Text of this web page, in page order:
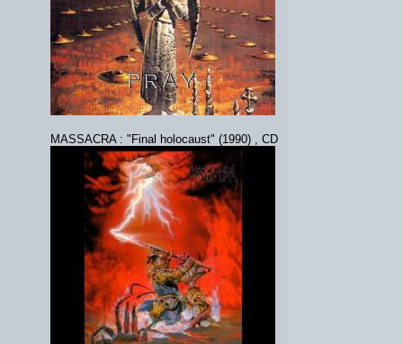
MASSACRA : "Final holocaust" (1990) , CD